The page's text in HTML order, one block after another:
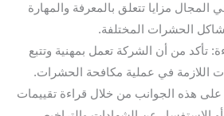
المجال مزايا تتعلق بالمعرفة والمهارة
الحشرات المختلفة.
تأكد من أن الشركة تعمل بمهنية وتتبع
اللازمة في عملية مكافحة الحشرات.
هذه الجوانب من خلال قراءة تقييمات